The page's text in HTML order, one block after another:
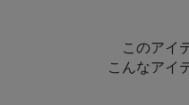
このアイ
こんなアイ